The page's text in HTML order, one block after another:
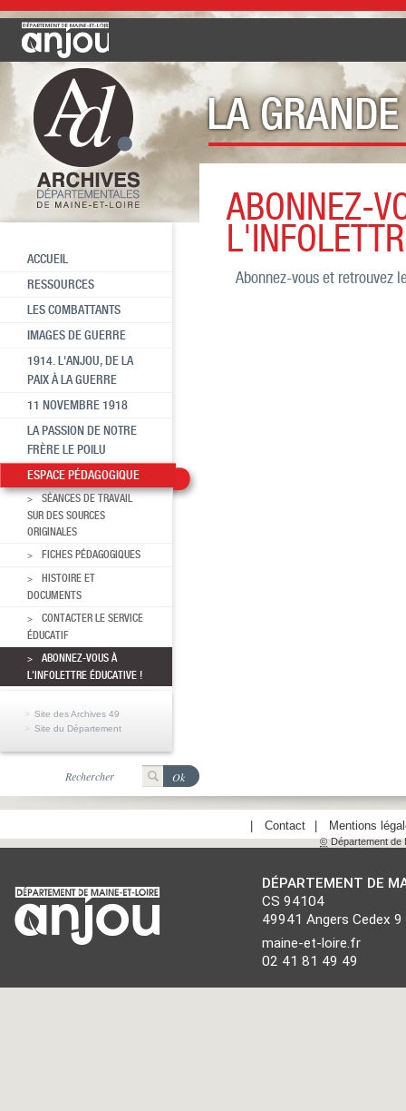
Espace pédagogique
ACCUEIL
RESSOURCES
LES COMBATTANTS
IMAGES DE GUERRE
1914. L'ANJOU, DE LA
PAIX À LA GUERRE
11 NOVEMBRE 1918
LA PASSION DE NOTRE
FRÈRE LE POILU
ESPACE PÉDAGOGIQUE
SÉANCES DE TRAVAIL
SUR DES SOURCES
ORIGINALES
FICHES PÉDAGOGIQUES
HISTOIRE ET
DOCUMENTS
CONTACTER LE SERVICE
ÉDUCATIF
ABONNEZ-VOUS À
L'INFOLETTRE ÉDUCATIVE !
Site des Archives 49
Site du Département
ABONNEZ-
Abonnez-vous et retrouvez
Contact Mentions
©Département de
DÉPARTEMENT DE
CS 94104
49941 Angers Cedex 9
maine-et-loire.fr
02 41 81 49 49